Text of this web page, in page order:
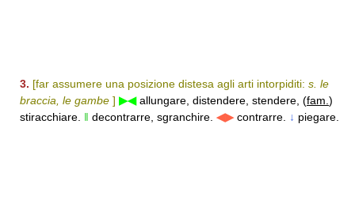
3. [far assumere una posizione distesa agli arti intorpiditi: s. le
braccia, le gambe ] ▶◀allungare, distendere, stendere, (fam. )
stiracchiare. ‖ decontrarre, sgranchire. ◀▶contrarre. ↓ piegare.